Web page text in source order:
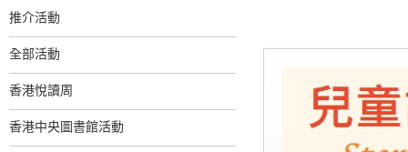
推介活動
全部活動
香港悅讀周
香港中央圖書館活動